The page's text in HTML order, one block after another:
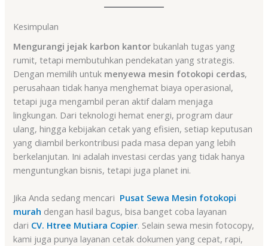
Kesimpulan
Mengurangi jejak karbon kantor bukanlah tugas yang
rumit, tetapi membutuhkan pendekatan yang strategis.
Dengan memilih untuk menyewa mesin fotokopi cerdas,
perusahaan tidak hanya menghemat biaya operasional,
tetapi juga mengambil peran aktif dalam menjaga
lingkungan. Dari teknologi hemat energi, program daur
ulang, hingga kebijakan cetak yang efisien, setiap keputusan
yang diambil berkontribusi pada masa depan yang lebih
berkelanjutan. Ini adalah investasi cerdas yang tidak hanya
menguntungkan bisnis, tetapi juga planet ini.
Jika Anda sedang mencari Pusat Sewa Mesin fotokopi
murah dengan hasil bagus, bisa banget coba layanan
dari CV. Htree Mutiara Copier. Selain sewa mesin fotocopy,
kami juga punya layanan cetak dokumen yang cepat, rapi,